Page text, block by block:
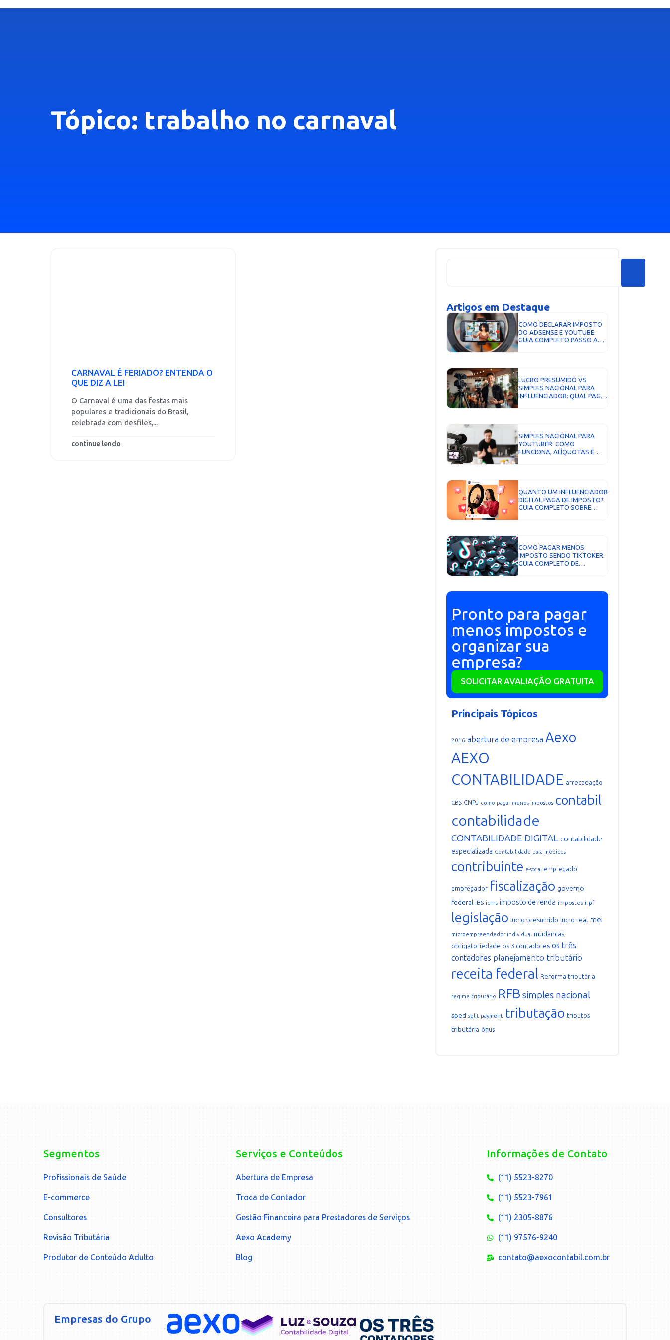
Tópico: trabalho no carnaval
CARNAVAL É FERIADO? ENTENDA O
QUE DIZ A LEI
O Carnaval é uma das festas mais
populares e tradicionais do Brasil,
celebrada com desfiles,...
continue lendo
Artigos em Destaque
COMO DECLARAR IMPOSTO
DO ADSENSE E YOUTUBE:
GUIA COMPLETO PASSO A
PASSO...
LUCRO PRESUMIDO VS
SIMPLES NACIONAL PARA
INFLUENCIADOR: QUAL PAGA
MENOS IMPOSTO EM 2026?...
SIMPLES NACIONAL PARA
YOUTUBER: COMO
FUNCIONA, ALÍQUOTAS E
FATOR R...
QUANTO UM INFLUENCIADOR
DIGITAL PAGA DE IMPOSTO?
GUIA COMPLETO SOBRE
COMO PAGAR MENOS
IMPOSTO SENDO TIKTOKER:
GUIA COMPLETO DE
TRIBUTAÇÃO EM 2026...
Pronto para pagar
menos impostos e
organizar sua
empresa?
SOLICITAR AVALIAÇÃO GRATUITA
Principais Tópicos
2016 abertura de empresa Aexo
AEXO
CONTABILIDADE arrecadação
CBS CNPJ como pagar menos impostos contabil
contabilidade
CONTABILIDADE DIGITAL contabilidade
especializada Contabilidade para médicos
contribuinte e-social empregado
empregador fiscalização governo
federal IBS icms imposto de renda impostos irpf
legislação lucro presumido lucro real mei
microempreendedor individual mudanças
obrigatoriedade os 3 contadores os três
contadores planejamento tributário
receita federal Reforma tributária
regime tributário RFB simples nacional
sped split payment tributação tributos
tributária ônus
Segmentos
Profissionais de Saúde
E-commerce
Consultores
Revisão Tributária
Produtor de Conteúdo Adulto
Serviços e Conteúdos
Abertura de Empresa
Troca de Contador
Gestão Financeira para Prestadores de Serviços
Aexo Academy
Blog
Informações de Contato
(11) 5523-8270
(11) 5523-7961
(11) 2305-8876
(11) 97576-9240
contato@aexocontabil.com.br
Empresas do Grupo